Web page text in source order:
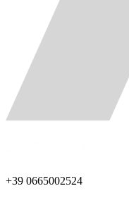
+39 0665002524